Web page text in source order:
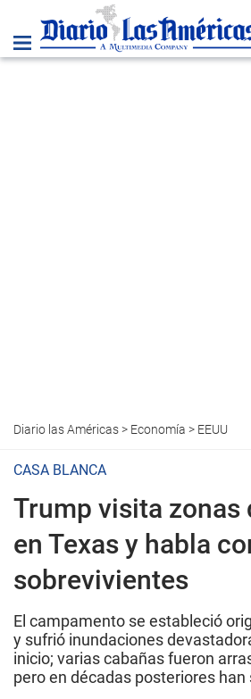
Diario las Américas> Economía > EEUU
CASA BLANCA
Trump visita zonas
en Texas y habla
sobrevivientes
El campamento se estableció
y sufrió inundaciones
inicio; varias cabañas fueron
pero en décadas posteriores